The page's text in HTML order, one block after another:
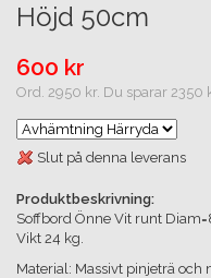
Höjd 50cm
600 kr
Ord. 2950 kr. Du sparar 2350
Slut på denna leverans
Produktbeskrivning:
Soffbord Önne Vit runt
Vikt 24 kg.
Material: Massivt pinjeträ och